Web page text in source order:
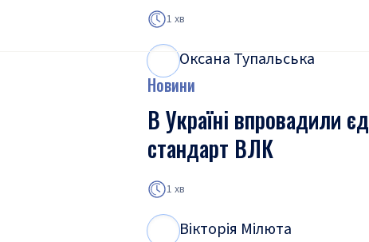
1 хв
Оксана Тупальська
Новини
В Україні впровадили
стандарт ВЛК
1 хв
Вікторія Мілюта